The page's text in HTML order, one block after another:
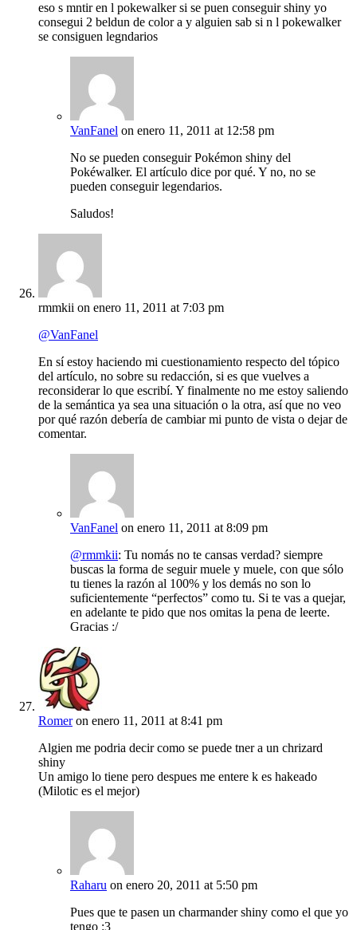
eso s mntir en l pokewalker si se puen conseguir shiny yo
consegui 2 beldun de color a y alguien sab si n l pokewalker
se consiguen legndarios
VanFanel on enero 11, 2011 at 12:58 pm
No se pueden conseguir Pokémon shiny del
Pokéwalker. El artículo dice por qué. Y no, no se
pueden conseguir legendarios.
Saludos!
rmmkii on enero 11, 2011 at 7:03 pm
@VanFanel
En sí estoy haciendo mi cuestionamiento respecto del tópico
del artículo, no sobre su redacción, si es que vuelves a
reconsiderar lo que escribí. Y finalmente no me estoy saliendo
de la semántica ya sea una situación o la otra, así que no veo
por qué razón debería de cambiar mi punto de vista o dejar de
comentar.
VanFanel on enero 11, 2011 at 8:09 pm
@rmmkii: Tu nomás no te cansas verdad? siempre
buscas la forma de seguir muele y muele, con que sólo
tu tienes la razón al 100% y los demás no son lo
suficientemente “perfectos” como tu. Si te vas a quejar,
en adelante te pido que nos omitas la pena de leerte.
Gracias :/
Romer on enero 11, 2011 at 8:41 pm
Algien me podria decir como se puede tner a un chrizard
shiny
Un amigo lo tiene pero despues me entere k es hakeado
(Milotic es el mejor)
Raharu on enero 20, 2011 at 5:50 pm
Pues que te pasen un charmander shiny como el que yo
tengo :3